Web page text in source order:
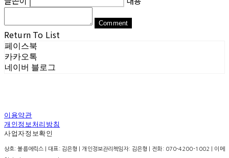
Comment
Return To List
페이스북
카카오톡
네이버 블로그
이용약관
개인정보처리방침
사업자정보확인
상호: 볼름에릭스 | 대표: 김은형 | 개인정보관리책임자: 김은형 | 전화: 070-4200-1002 | 이메